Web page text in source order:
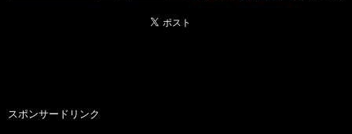
スポンサードリンク